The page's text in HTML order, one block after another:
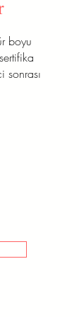
boyu
sonrası